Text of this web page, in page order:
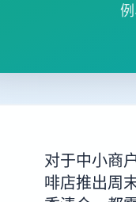
对于中小商
啡店推出周